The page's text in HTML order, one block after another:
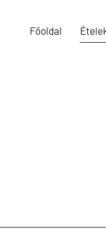
Főoldal